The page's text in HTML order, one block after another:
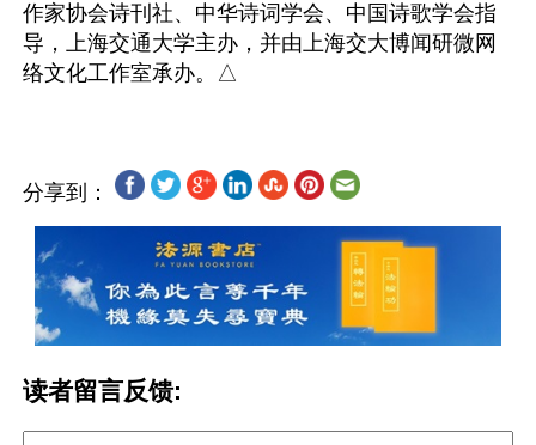
作家协会诗刊社、中华诗词学会、中国诗歌学会指
导，上海交通大学主办，并由上海交大博闻研微网
分享到：
读者留言反馈: